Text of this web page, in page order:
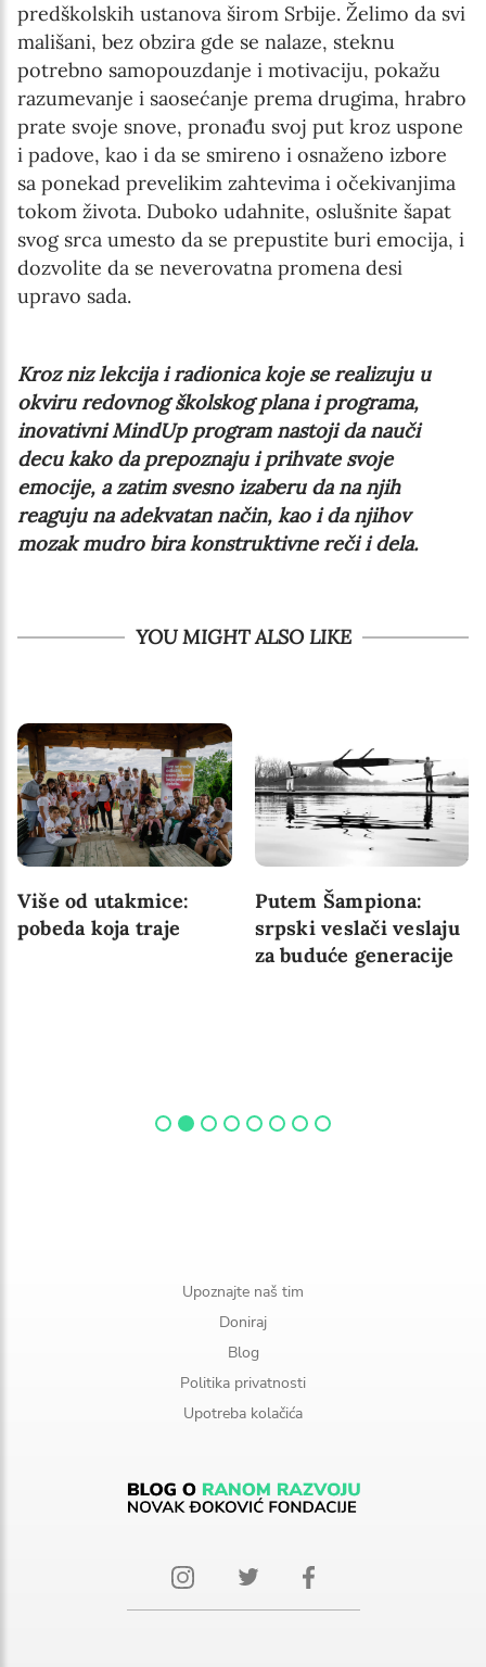
predškolskih ustanova širom Srbije. Želimo da svi
mališani, bez obzira gde se nalaze, steknu
potrebno samopouzdanje i motivaciju, pokažu
razumevanje i saosećanje prema drugima, hrabro
prate svoje snove, pronađu svoj put kroz uspone
i padove, kao i da se smireno i osnaženo izbore
sa ponekad prevelikim zahtevima i očekivanjima
tokom života. Duboko udahnite, oslušnite šapat
svog srca umesto da se prepustite buri emocija, i
dozvolite da se neverovatna promena desi
upravo sada.
Kroz niz lekcija i radionica koje se realizuju u
okviru redovnog školskog plana i programa,
inovativni MindUp program nastoji da nauči
decu kako da prepoznaju i prihvate svoje
emocije, a zatim svesno izaberu da na njih
reaguju na adekvatan način, kao i da njihov
mozak mudro bira konstruktivne reči i dela.
YOU MIGHT ALSO LIKE
Više od utakmice:
pobeda koja traje
Putem Šampiona:
srpski veslači veslaju
za buduće generacije
Upoznajte naš tim
Doniraj
Blog
Politika privatnosti
Upotreba kolačića